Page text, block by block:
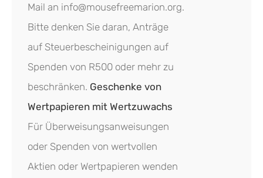
Mail an info@mousefreemarion.org.
Bitte denken Sie daran, Anträge
auf Steuerbescheinigungen auf
Spenden von R500 oder mehr zu
beschränken. Geschenke von
Wertpapieren mit Wertzuwachs
Für Überweisungsanweisungen
oder Spenden von wertvollen
Aktien oder Wertpapieren wenden